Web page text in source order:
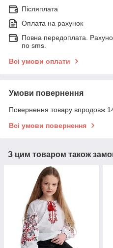
Післяплата
Оплата на рахунок
Повна передоплата.
по sms.
Всі умови оплати
Умови повернення
Повернення товару впродовж
Всі умови повернення
З цим товаром також